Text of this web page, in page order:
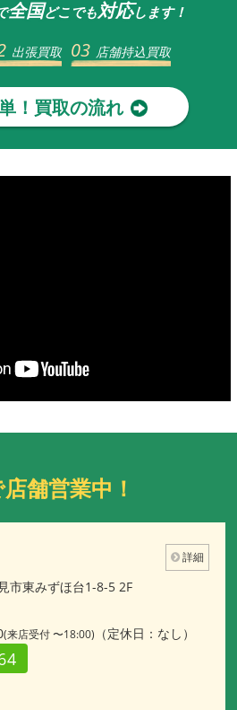
全国どこでも対応します！
出張買取 03 店舗持込買取
！買取の流れ
舗営業中！
詳細
市東みずほ台1-8-5 2F
(来店受付 〜18:00) （定休日：なし）